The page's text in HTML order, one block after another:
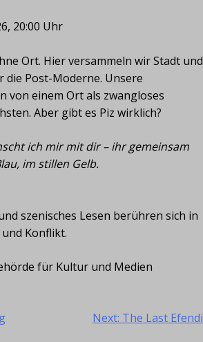
20:00 Uhr
Ort. Hier versammeln wir Stadt und
die Post-Moderne. Unsere
von einem Ort als zwangloses
Aber gibt es Piz wirklich?
ich mir mit dir – ihr gemeinsam
im stillen Gelb.
szenisches Lesen berühren sich in
Konflikt.
für Kultur und Medien
Next: The Last Efendi